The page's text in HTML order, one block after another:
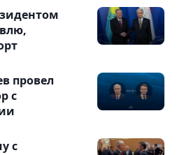
провел
с
с